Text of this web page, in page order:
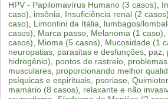
HPV - Papilomavírus Humano (3 casos)
caso)
insônia Insuficiência renal (2 casos)
caso)
Limontini da Itália lumbagos/
casos)
Marca passo, Melanoma (1 caso)
casos)
Mioma (5 casos) Mucosidade (1
neuropatias, parasitas e desfunções, paz,
hidrogênio)
pontos de rastreio,
musculares, proporcionando melhor
psíquicas e espirituais, psoriase
mamário (8 casos)
relaxante e não